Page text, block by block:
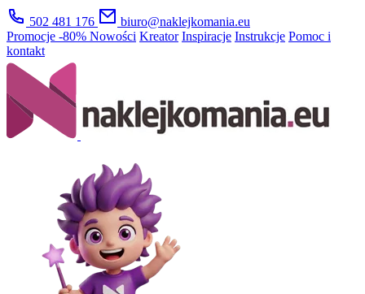
502 481 176
biuro@naklejkomania.eu
Promocje -80% Nowości Kreator Inspiracje Instrukcje Pomoc i
kontakt